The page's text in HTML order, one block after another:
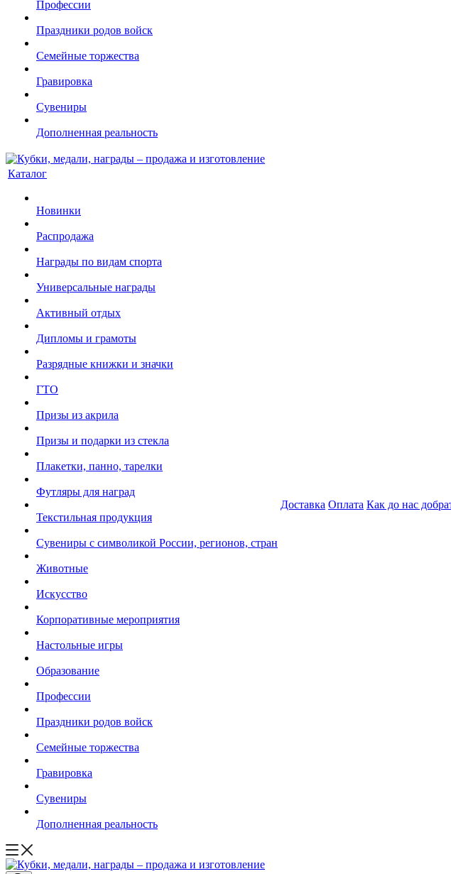
Профессии
Праздники родов войск
Семейные торжества
Гравировка
Сувениры
Дополненная реальность
Каталог
Новинки
Распродажа
Награды по видам спорта
Универсальные награды
Активный отдых
Дипломы и грамоты
Разрядные книжки и значки
ГТО
Призы из акрила
Призы и подарки из стекла
Плакетки, панно, тарелки
Футляры для наград
Текстильная продукция
Сувениры с символикой России, регионов, стран
Животные
Искусство
Корпоративные мероприятия
Настольные игры
Образование
Профессии
Праздники родов войск
Семейные торжества
Гравировка
Сувениры
Дополненная реальность
Доставка Оплата Как до нас